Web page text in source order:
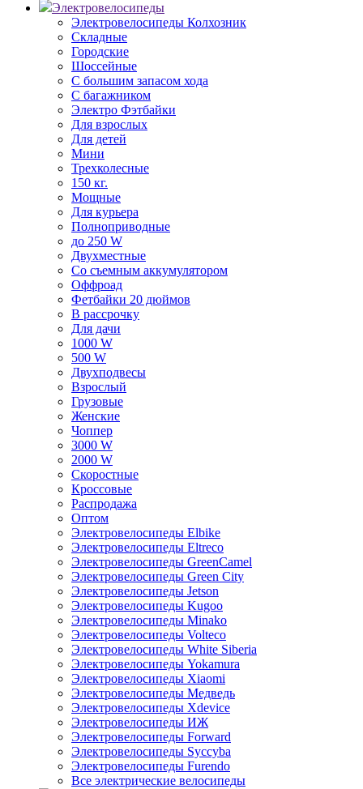
Электровелосипеды
Электровелосипеды Колхозник
Складные
Городские
Шоссейные
С большим запасом хода
С багажником
Электро Фэтбайки
Для взрослых
Для детей
Мини
Трехколесные
150 кг.
Мощные
Для курьера
Полноприводные
до 250 W
Двухместные
Со съемным аккумулятором
Оффроад
Фетбайки 20 дюймов
В рассрочку
Для дачи
1000 W
500 W
Двухподвесы
Взрослый
Грузовые
Женские
Чоппер
3000 W
2000 W
Скоростные
Кроссовые
Распродажа
Оптом
Электровелосипеды Elbike
Электровелосипеды Eltreco
Электровелосипеды GreenCamel
Электровелосипеды Green City
Электровелосипеды Jetson
Электровелосипеды Kugoo
Электровелосипеды Minako
Электровелосипеды Volteco
Электровелосипеды White Siberia
Электровелосипеды Yokamura
Электровелосипеды Xiaomi
Электровелосипеды Медведь
Электровелосипеды Xdevice
Электровелосипеды ИЖ
Электровелосипеды Forward
Электровелосипеды Syccyba
Электровелосипеды Furendo
Все электрические велосипеды